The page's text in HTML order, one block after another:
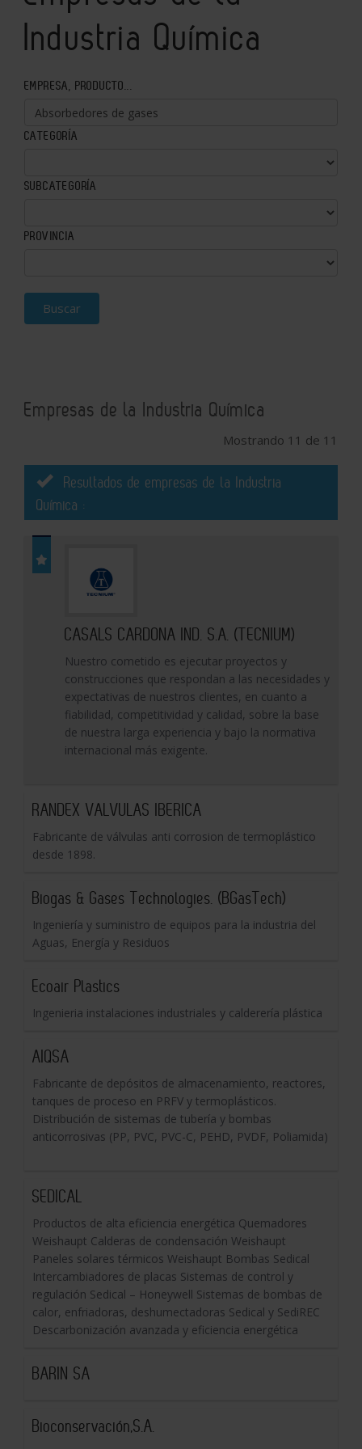
Industria Química
EMPRESA, PRODUCTO...
CATEGORÍA
SUBCATEGORÍA
PROVINCIA
Buscar
Empresas de la Industria Química
Mostrando 11 de 11
Resultados de empresas de la Industria
Química :
CASALS CARDONA IND. S.A. (TECNIUM)
Nuestro cometido es ejecutar proyectos y
construcciones que respondan a las necesidades y
expectativas de nuestros clientes, en cuanto a
fiabilidad, competitividad y calidad, sobre la base
de nuestra larga experiencia y bajo la normativa
internacional más exigente.
RANDEX VALVULAS IBERICA
Fabricante de válvulas anti corrosion de termoplástico
desde 1898.
Biogas & Gases Technologies. (BGasTech)
Ingeniería y suministro de equipos para la industria del
Aguas, Energía y Residuos
Ecoair Plastics
Ingenieria instalaciones industriales y calderería plástica
AIQSA
Fabricante de depósitos de almacenamiento, reactores,
tanques de proceso en PRFV y termoplásticos.
Distribución de sistemas de tubería y bombas
anticorrosivas (PP, PVC, PVC-C, PEHD, PVDF, Poliamida)
SEDICAL
Productos de alta eficiencia energética Quemadores
Weishaupt Calderas de condensación Weishaupt
Paneles solares térmicos Weishaupt Bombas Sedical
Intercambiadores de placas Sistemas de control y
regulación Sedical – Honeywell Sistemas de bombas de
calor, enfriadoras, deshumectadoras Sedical y SediREC
Descarbonización avanzada y eficiencia energética
BARIN SA
Bioconservación,S.A.